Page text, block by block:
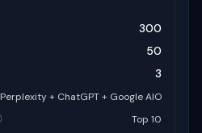
300
50
3
Perplexity + ChatGPT + Google AIO
Top 10